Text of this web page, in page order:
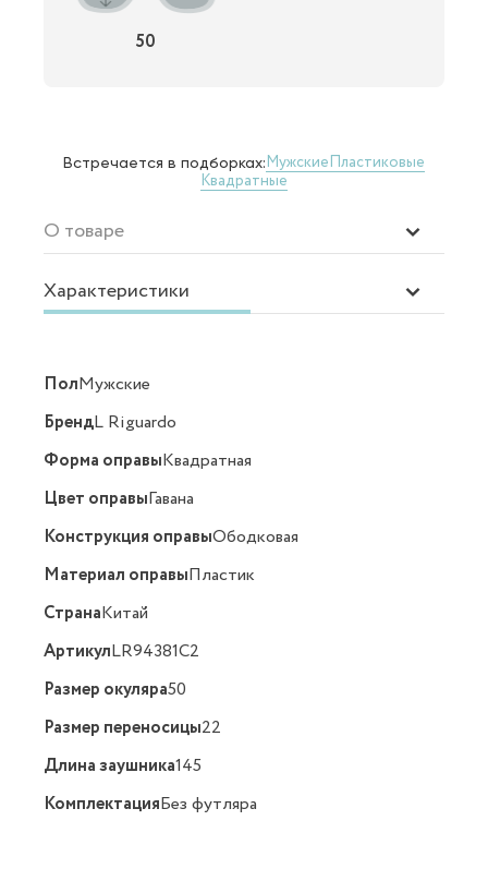
50
Встречается в подборках:МужскиеПластиковые
Квадратные
О товаре
Характеристики
ПолМужские
БрендL Riguardo
Форма оправыКвадратная
Цвет оправыГавана
Конструкция оправыОбодковая
Материал оправыПластик
СтранаКитай
АртикулLR94381C2
Размер окуляра50
Размер переносицы22
Длина заушника145
КомплектацияБез футляра